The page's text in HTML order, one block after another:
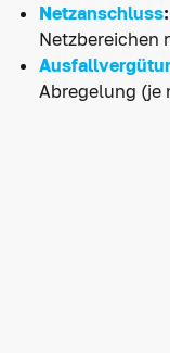
Netzanschluss:
Netzbereichen
Abregelung (je